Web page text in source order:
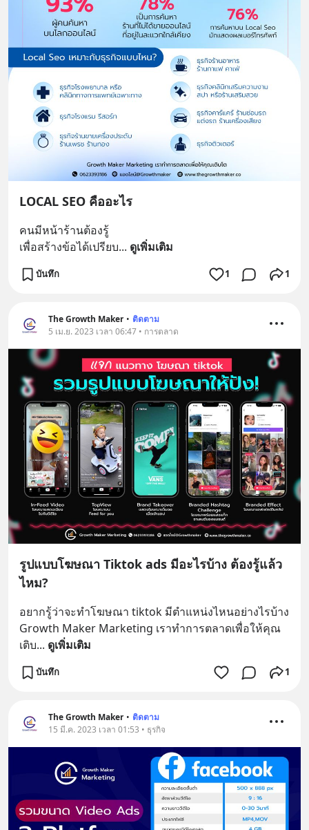
LOCAL SEO คืออะไร
คนมีหน้าร้านต้องรู้
เพื่อสร้างข้อได้เปรียบ... ดูเพิ่มเติม
บันทึก 1 1
The Growth Maker • ติดตาม
5 เม.ย. 2023 เวลา 06:47 • การตลาด
รูปแบบโฆษณา Tiktok ads มีอะไรบ้าง ต้องรู้แล้ว
ไหม?
Growth Maker Marketing เราทำการตลาดเพื่อให้คุณ
เติบ... ดูเพิ่มเติม
บันทึก 1
The Growth Maker • ติดตาม
15 มี.ค. 2023 เวลา 01:53 • ธุรกิจ